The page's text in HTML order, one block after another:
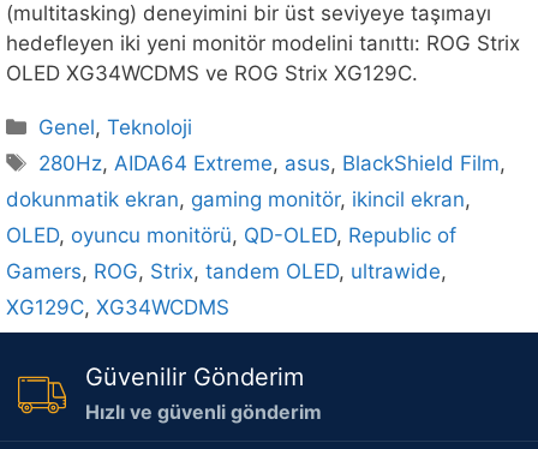
(multitasking) deneyimini bir üst seviyeye taşımayı
hedefleyen iki yeni monitör modelini tanıttı: ROG Strix
OLED XG34WCDMS ve ROG Strix XG129C.
Kategoriler
Genel,Teknoloji
Etiketler
280Hz,AIDA64 Extreme, asus, BlackShield Film,
dokunmatik ekran, gaming monitör, ikincil ekran,
OLED, oyuncu monitörü, QD-OLED, Republic of
Gamers, ROG, Strix, tandem OLED, ultrawide,
XG129C, XG34WCDMS
Güvenilir Gönderim
Hızlı ve güvenli gönderim